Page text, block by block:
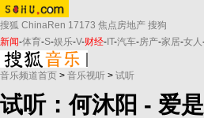
搜狐 ChinaRen 17173 焦点房地产 搜狗
新闻-体育-S-娱乐-V-财经- IT-汽车-房产-家居-女人
音乐频道首页 > 音乐视听 > 试听
试听：何沐阳 - 爱